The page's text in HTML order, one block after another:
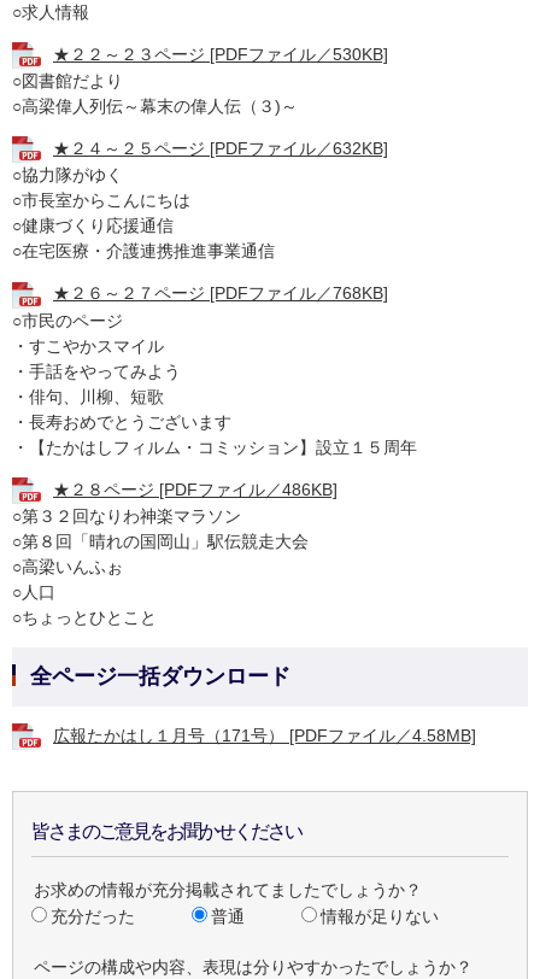
○求人情報
★２２～２３ページ [PDFファイル／530KB]
○図書館だより
○高梁偉人列伝～幕末の偉人伝（３)～
★２４～２５ページ [PDFファイル／632KB]
○協力隊がゆく
○市長室からこんにちは
○健康づくり応援通信
○在宅医療・介護連携推進事業通信
★２６～２７ページ [PDFファイル／768KB]
○市民のページ
・すこやかスマイル
・手話をやってみよう
・俳句、川柳、短歌
・長寿おめでとうございます
・【たかはしフィルム・コミッション】設立１５周年
★２８ページ [PDFファイル／486KB]
○第３２回なりわ神楽マラソン
○第８回「晴れの国岡山」駅伝競走大会
○高梁いんふぉ
○人口
○ちょっとひとこと
全ページ一括ダウンロード
広報たかはし１月号（171号） [PDFファイル／4.58MB]
皆さまのご意見をお聞かせください
お求めの情報が充分掲載されてましたでしょうか？
充分だった
普通 情報が足りない
ページの構成や内容、表現は分りやすかったでしょうか？